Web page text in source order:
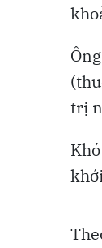
trị